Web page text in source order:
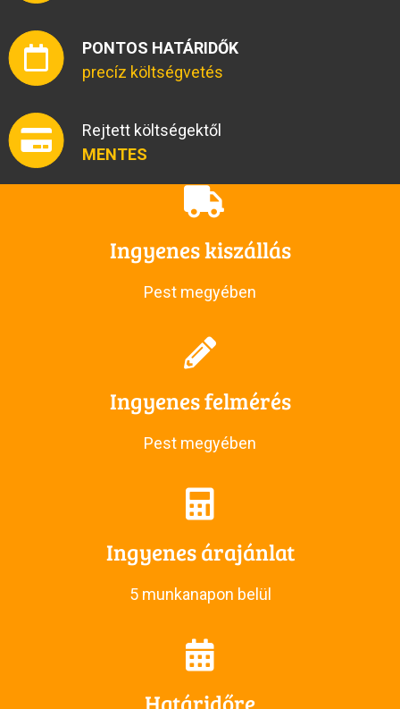
PONTOS HATÁRIDŐK
precíz költségvetés
Rejtett költségektől
MENTES
Ingyenes kiszállás
Pest megyében
Ingyenes felmérés
Pest megyében
Ingyenes árajánlat
5 munkanapon belül
Határidőre